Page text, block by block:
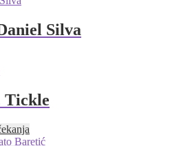
Silva
Tickle